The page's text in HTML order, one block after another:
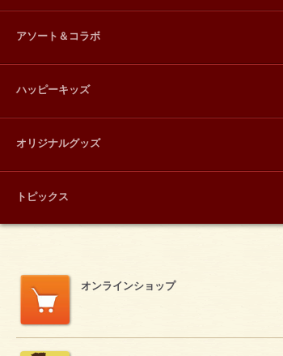
アソート＆コラボ
ハッピーキッズ
オリジナルグッズ
トピックス
オンラインショップ